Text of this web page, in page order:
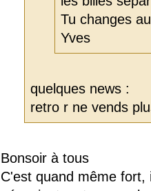
Tu changes
Yves
quelques news :
retro r ne vends
Bonsoir à tous
C'est quand même